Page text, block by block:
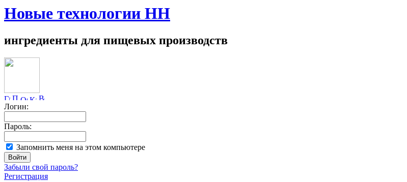
Новые технологии НН
ингредиенты для пищевых производств
Логин:
Пароль:
Запомнить меня на этом компьютере
Забыли свой пароль?
Регистрация